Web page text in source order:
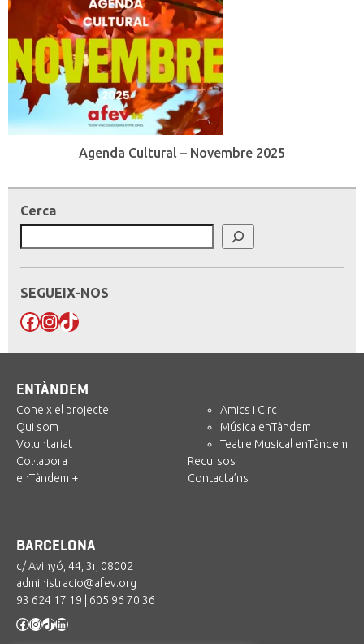
Agenda Cultural – Novembre 2025
Cerca
SEGUEIX-NOS
Facebook
Instagram
TikTok
ENTÀNDEM
Coneix el projecte
Qui som
Voluntariat
Col·labora
enTàndem +
Amics i Circ
Música enTàndem
Teatre Musical enTàndem
Recursos
Contacta’ns
BARCELONA
c/ Avinyó, 44, 3r, 08002
administracio@afev.org
93 624 17 19
605 96 70 36
Facebook
Instagram
TikTok
LinkedIn